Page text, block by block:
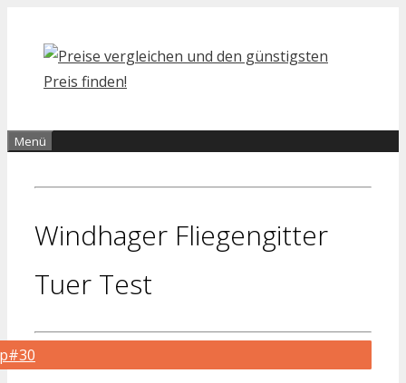
Inhalt
springen
Menü
Windhager Fliegengitter
Tuer Test